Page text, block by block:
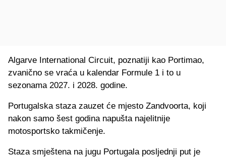
Algarve International Circuit, poznatiji kao Portimao,
zvanično se vraća u kalendar Formule 1 i to u
sezonama 2027. i 2028. godine.
Portugalska staza zauzet će mjesto Zandvoorta, koji
nakon samo šest godina napušta najelitnije
motosportsko takmičenje.
Staza smještena na jugu Portugala posljednji put je